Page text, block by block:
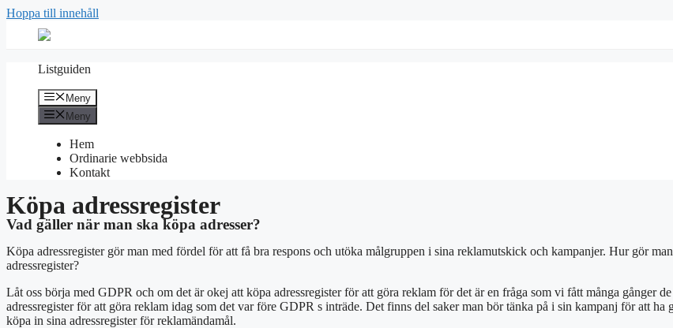
Hoppa till innehåll
Listguiden
Meny
Meny
Hem
Ordinarie webbsida
Kontakt
Köpa adressregister
Vad gäller när man ska köpa adresser?
Köpa adressregister gör man med fördel för att få bra respons och utöka målgruppen i sina reklamutskick och kampanjer. Hur gör
adressregister?
Låt oss börja med GDPR och om det är okej att köpa adressregister för att göra reklam för det är en fråga som vi fått många gånger de
adressregister för att göra reklam idag som det var före GDPR s inträde. Det finns del saker man bör tänka på i sin kampanj för att
köpa in sina adressregister för reklamändamål.